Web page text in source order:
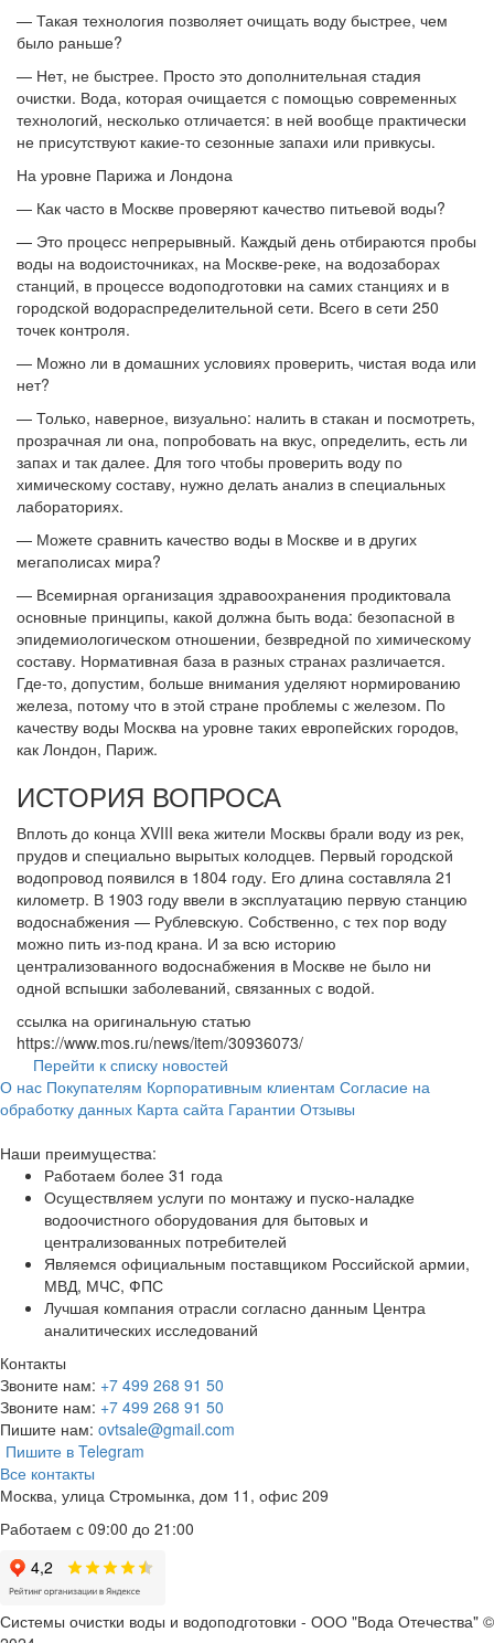
— Такая технология позволяет очищать воду быстрее, чем
было раньше?
— Нет, не быстрее. Просто это дополнительная стадия
очистки. Вода, которая очищается с помощью современных
технологий, несколько отличается: в ней вообще практически
не присутствуют какие-то сезонные запахи или привкусы.
На уровне Парижа и Лондона
— Как часто в Москве проверяют качество питьевой воды?
— Это процесс непрерывный. Каждый день отбираются пробы
воды на водоисточниках, на Москве-реке, на водозаборах
станций, в процессе водоподготовки на самих станциях и в
городской водораспределительной сети. Всего в сети 250
точек контроля.
— Можно ли в домашних условиях проверить, чистая вода или
нет?
— Только, наверное, визуально: налить в стакан и посмотреть,
прозрачная ли она, попробовать на вкус, определить, есть ли
запах и так далее. Для того чтобы проверить воду по
химическому составу, нужно делать анализ в специальных
лабораториях.
— Можете сравнить качество воды в Москве и в других
мегаполисах мира?
— Всемирная организация здравоохранения продиктовала
основные принципы, какой должна быть вода: безопасной в
эпидемиологическом отношении, безвредной по химическому
составу. Нормативная база в разных странах различается.
Где-то, допустим, больше внимания уделяют нормированию
железа, потому что в этой стране проблемы с железом. По
качеству воды Москва на уровне таких европейских городов,
как Лондон, Париж.
ИСТОРИЯ ВОПРОСА
Вплоть до конца XVIII века жители Москвы брали воду из рек,
прудов и специально вырытых колодцев. Первый городской
водопровод появился в 1804 году. Его длина составляла 21
километр. В 1903 году ввели в эксплуатацию первую станцию
водоснабжения — Рублевскую. Собственно, с тех пор воду
можно пить из-под крана. И за всю историю
централизованного водоснабжения в Москве не было ни
одной вспышки заболеваний, связанных с водой.
ссылка на оригинальную статью
https://www.mos.ru/news/item/30936073/
Перейти к списку новостей
О нас Покупателям Корпоративным клиентам Согласие на
обработку данных Карта сайта Гарантии Отзывы
Наши преимущества:
Работаем более 31 года
Осуществляем услуги по монтажу и пуско-наладке
водоочистного оборудования для бытовых и
централизованных потребителей
Являемся официальным поставщиком Российской армии,
МВД, МЧС, ФПС
Лучшая компания отрасли согласно данным Центра
аналитических исследований
Контакты
Звоните нам: +7 499 268 91 50
Звоните нам: +7 499 268 91 50
Пишите нам: ovtsale@gmail.com
Пишите в Telegram
Все контакты
Москва, улица Стромынка, дом 11, офис 209
Работаем с 09:00 до 21:00
Системы очистки воды и водоподготовки - ООО "Вода Отечества" ©